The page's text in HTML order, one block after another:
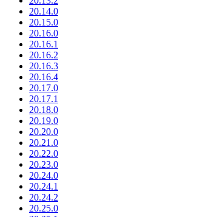
20.14.0
20.15.0
20.16.0
20.16.1
20.16.2
20.16.3
20.16.4
20.17.0
20.17.1
20.18.0
20.19.0
20.20.0
20.21.0
20.22.0
20.23.0
20.24.0
20.24.1
20.24.2
20.25.0